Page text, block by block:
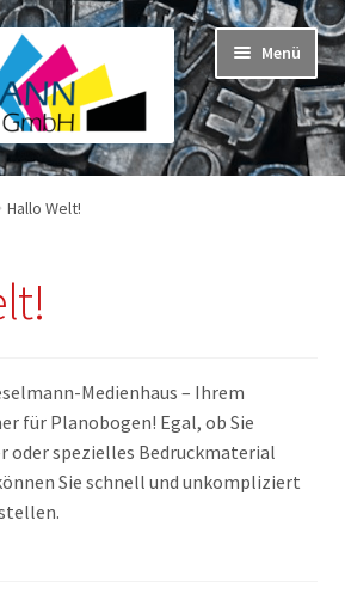
Menü
Hallo Welt!
Medienhaus – Ihrem
für Planobogen! Egal, ob Sie
oder spezielles Bedruckmaterial
Sie schnell und unkompliziert